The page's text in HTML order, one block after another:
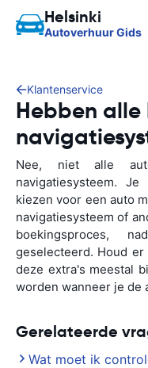
Helsinki
Autoverhuur Gids
Klantenservice
Hebben alle
Nee, niet alle
navigatiesysteem.
kiezen voor een auto
navigatiesysteem of
boekingsproces,
geselecteerd. Houd
deze extra's meestal
worden wanneer je de
Gerelateerde
Wat moet ik